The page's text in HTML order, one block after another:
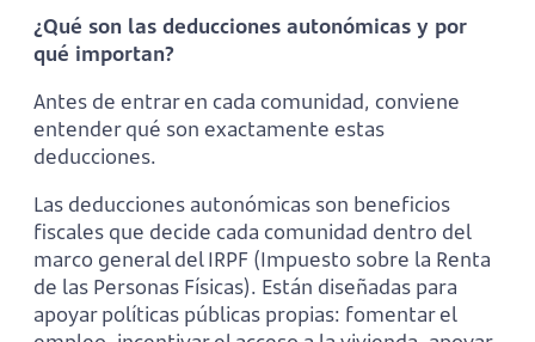
¿Qué son las deducciones autonómicas y por
qué importan?
Antes de entrar en cada comunidad, conviene
entender qué son exactamente estas
deducciones.
Las deducciones autonómicas son beneficios
fiscales que decide cada comunidad dentro del
marco general del IRPF (Impuesto sobre la Renta
de las Personas Físicas). Están diseñadas para
apoyar políticas públicas propias: fomentar el